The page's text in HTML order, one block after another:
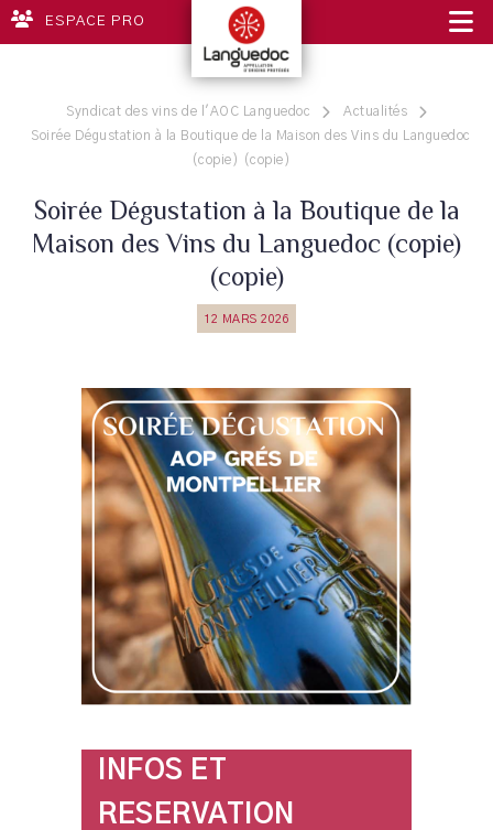
ESPACE PRO
Syndicat des vins de l'AOC Languedoc
Actualités
Soirée Dégustation à la Boutique de la Maison des Vins du Languedoc
(copie) (copie)
Soirée Dégustation à la Boutique de la
Maison des Vins du Languedoc (copie)
(copie)
12 MARS 2026
INFOS ET
RESERVATION